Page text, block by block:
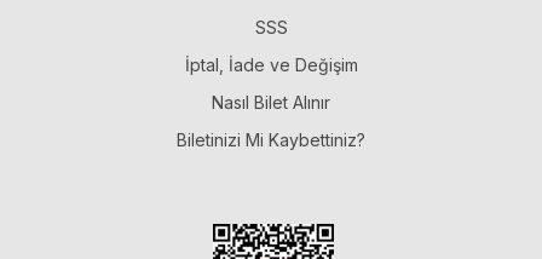
SSS
İptal, İade ve Değişim
Nasıl Bilet Alınır
Biletinizi Mi Kaybettiniz?